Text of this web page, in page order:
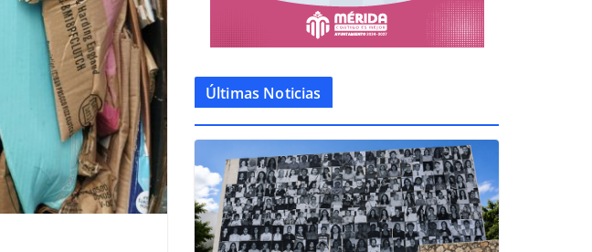
Últimas Noticias